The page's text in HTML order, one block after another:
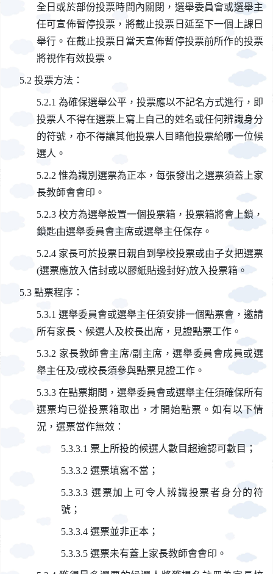
全日或於部份投票時間內關閉，選舉委員會或選舉主
任可宣佈暫停投票，將截止投票日延至下一個上課日
舉行。在截止投票日當天宣佈暫停投票前所作的投票
將視作有效投票。
投票方法：
為確保選舉公平，投票應以不記名方式進行，即
投票人不得在選票上寫上自己的姓名或任何辨識身分
的符號，亦不得讓其他投票人目睹他投票給哪一位候
選人。
惟為識別選票為正本，每張發出之選票須蓋上家
長教師會會印。
校方為選舉設置一個投票箱，投票箱將會上鎖，
鎖匙由選舉委員會主席或選舉主任保存。
家長可於投票日親自到學校投票或由子女把選票
(選票應放入信封或以膠紙貼邊封好)放入投票箱。
點票程序：
選舉委員會或選舉主任須安排一個點票會，邀請
所有家長、候選人及校長出席，見證點票工作。
家長教師會主席/副主席，選舉委員會成員或選
舉主任及/或校長須參與點票見證工作。
在點票期間，選舉委員會或選舉主任須確保所有
選票均已從投票箱取出，才開始點票。如有以下情
況，選票當作無效：
票上所投的候選人數目超逾認可數目；
選票填寫不當；
選票加上可令人辨識投票者身分的符
號；
選票並非正本；
選票未有蓋上家長教師會會印。